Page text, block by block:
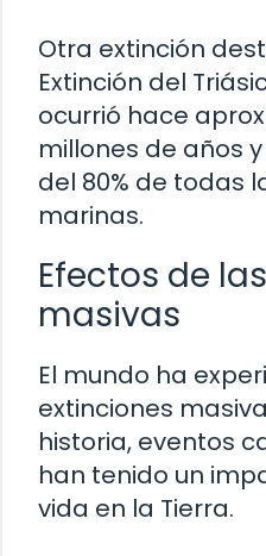
Otra extinción
Extinción del
ocurrió hace
millones de años
del 80% de todas
marinas.
Efectos de
masivas
El mundo ha
extinciones
historia, eventos
han tenido un
vida en la Tierra.